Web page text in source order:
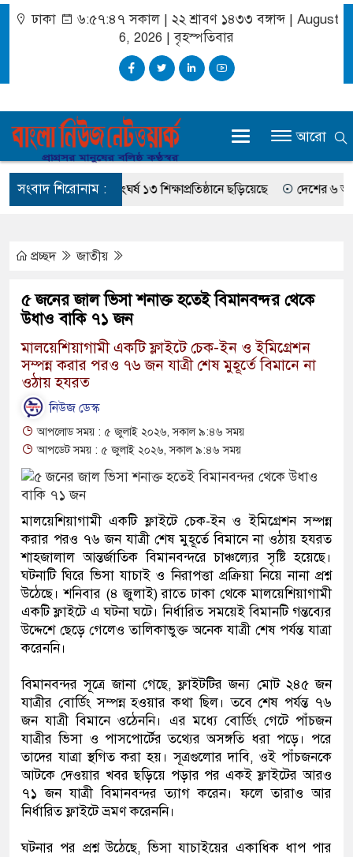
ঢাকা ৬:৫৭:৪৭ সকাল | ২২ শ্রাবণ ১৪৩৩ বঙ্গাব্দ | August
6, 2026 |বৃহস্পতিবার
আরো
সংবাদ শিরোনাম :
ছাত্রদল-শিবির সংঘর্ষ ১৩ শিক্ষাপ্রতিষ্ঠানে ছড়িয়েছে দেশের ৬
প্রচ্ছদ জাতীয়
৫ জনের জাল ভিসা শনাক্ত হতেই বিমানবন্দর থেকে
উধাও বাকি ৭১ জন
মালয়েশিয়াগামী একটি ফ্লাইটে চেক-ইন ও ইমিগ্রেশন
সম্পন্ন করার পরও ৭৬ জন যাত্রী শেষ মুহূর্তে বিমানে না
ওঠায় হযরত
নিউজ ডেস্ক
আপলোড সময় : ৫ জুলাই ২০২৬, সকাল ৯:৪৬ সময়
আপডেট সময় : ৫ জুলাই ২০২৬, সকাল ৯:৪৬ সময়
মালয়েশিয়াগামী একটি ফ্লাইটে চেক-ইন ও ইমিগ্রেশন সম্পন্ন
করার পরও ৭৬ জন যাত্রী শেষ মুহূর্তে বিমানে না ওঠায় হযরত
শাহজালাল আন্তর্জাতিক বিমানবন্দরে চাঞ্চল্যের সৃষ্টি হয়েছে।
ঘটনাটি ঘিরে ভিসা যাচাই ও নিরাপত্তা প্রক্রিয়া নিয়ে নানা প্রশ্ন
উঠেছে। শনিবার (৪ জুলাই) রাতে ঢাকা থেকে মালয়েশিয়াগামী
একটি ফ্লাইটে এ ঘটনা ঘটে। নির্ধারিত সময়েই বিমানটি গন্তব্যের
উদ্দেশে ছেড়ে গেলেও তালিকাভুক্ত অনেক যাত্রী শেষ পর্যন্ত যাত্রা
করেননি।
বিমানবন্দর সূত্রে জানা গেছে, ফ্লাইটটির জন্য মোট ২৪৫ জন
যাত্রীর বোর্ডিং সম্পন্ন হওয়ার কথা ছিল। তবে শেষ পর্যন্ত ৭৬
জন যাত্রী বিমানে ওঠেননি। এর মধ্যে বোর্ডিং গেটে পাঁচজন
যাত্রীর ভিসা ও পাসপোর্টের তথ্যের অসঙ্গতি ধরা পড়ে। পরে
তাদের যাত্রা স্থগিত করা হয়। সূত্রগুলোর দাবি, ওই পাঁচজনকে
আটকে দেওয়ার খবর ছড়িয়ে পড়ার পর একই ফ্লাইটের আরও
৭১ জন যাত্রী বিমানবন্দর ত্যাগ করেন। ফলে তারাও আর
নির্ধারিত ফ্লাইটে ভ্রমণ করেননি।
ঘটনার পর প্রশ্ন উঠেছে, ভিসা যাচাইয়ের একাধিক ধাপ পার